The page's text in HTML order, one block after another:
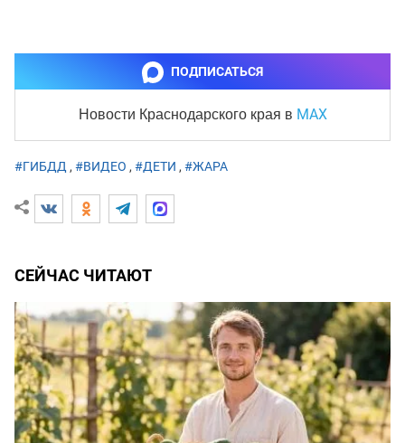
ПОДПИСАТЬСЯ
Новости Краснодарского края в MAX
#ГИБДД , #ВИДЕО , #ДЕТИ , #ЖАРА
СЕЙЧАС ЧИТАЮТ